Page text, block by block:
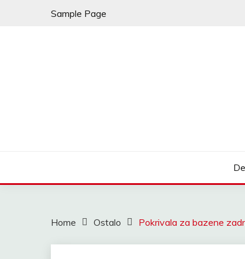
Sample Page
Home Ostalo Pokrivala za bazene